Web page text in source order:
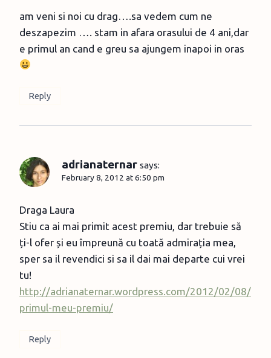
am veni si noi cu drag….sa vedem cum ne
deszapezim …. stam in afara orasului de 4 ani,dar
e primul an cand e greu sa ajungem inapoi in oras
Reply
adrianaternar says:
February 8, 2012 at 6:50 pm
Draga Laura
Stiu ca ai mai primit acest premiu, dar trebuie să
ți-l ofer și eu împreună cu toată admirația mea,
sper sa il revendici si sa il dai mai departe cui vrei
tu!
http://adrianaternar.wordpress.com/2012/02/08/
primul-meu-premiu/
Reply